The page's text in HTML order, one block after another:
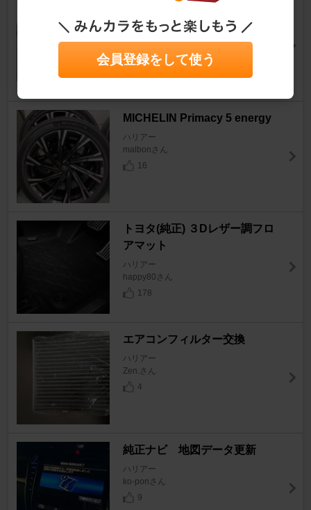
ハリアー
8
MICHELIN Primacy 5 energy
ハリアー
malbonさん
16
トヨタ(純正) ３Dレザー調フロ
アマット
ハリアー
happy80さん
178
エアコンフィルター交換
ハリアー
Zen.さん
4
純正ナビ 地図データ更新
ハリアー
ko-ponさん
9
会員登録をして使う